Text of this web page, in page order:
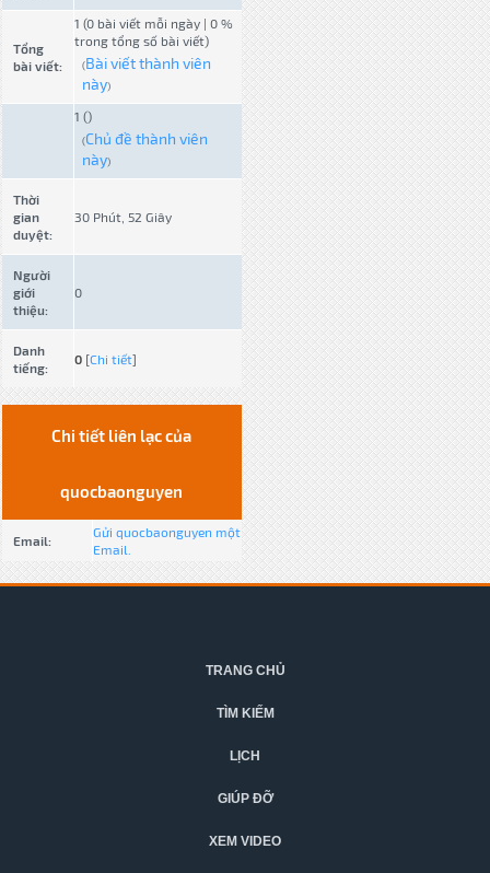
Tổng
bài viết:
1 (0 bài viết mỗi ngày | 0 %
trong tổng số bài viết)
(Bài viết thành viên
này)
1 ()
(Chủ đề thành viên
này)
Thời
gian
duyệt:
30 Phút, 52 Giây
Người
giới
thiệu:
0
Danh
tiếng:
0 [Chi tiết]
Chi tiết liên lạc của
quocbaonguyen
Email:
Gửi quocbaonguyen một
Email.
TRANG CHỦ
TÌM KIẾM
LỊCH
GIÚP ĐỠ
XEM VIDEO